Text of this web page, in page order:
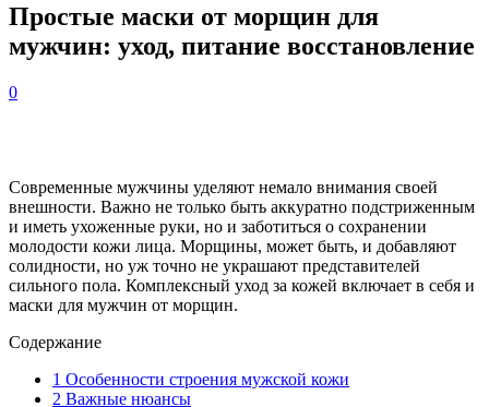
Простые маски от морщин для
мужчин: уход, питание восстановление
0
Современные мужчины уделяют немало внимания своей
внешности. Важно не только быть аккуратно подстриженным
и иметь ухоженные руки, но и заботиться о сохранении
молодости кожи лица. Морщины, может быть, и добавляют
солидности, но уж точно не украшают представителей
сильного пола. Комплексный уход за кожей включает в себя и
маски для мужчин от морщин.
Содержание
1 Особенности строения мужской кожи
2 Важные нюансы